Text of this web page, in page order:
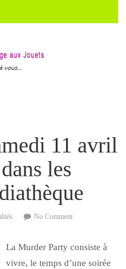
11 avril
les
No Comment
La Murder Party consiste à
vivre, le temps d’une soirée